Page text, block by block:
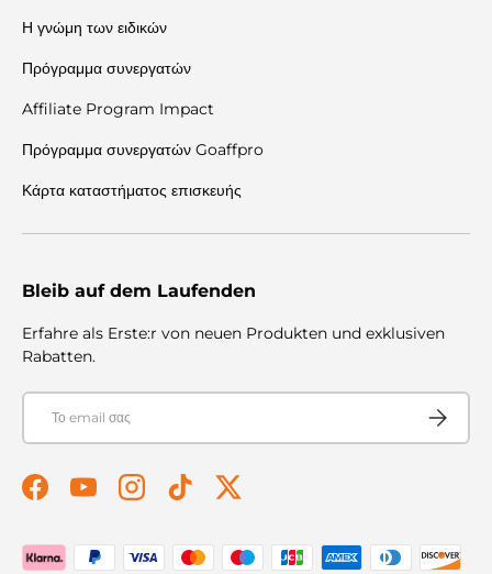
Η γνώμη των ειδικών
Πρόγραμμα συνεργατών
Affiliate Program Impact
Πρόγραμμα συνεργατών Goaffpro
Κάρτα καταστήματος επισκευής
Bleib auf dem Laufenden
Erfahre als Erste:r von neuen Produkten und exklusiven
Rabatten.
E-mail
FacebookYouTubeInstagramTikTokTwitter
Αποδεκτοί τρόποι πληρωμής